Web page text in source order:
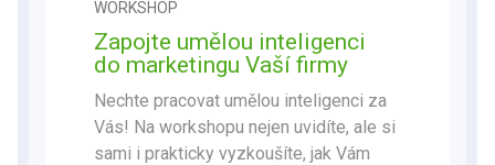
WORKSHOP
Zapojte umělou inteligenci
do marketingu Vaší firmy
Nechte pracovat umělou inteligenci za
Vás! Na workshopu nejen uvidíte, ale si
sami i prakticky vyzkoušíte, jak Vám